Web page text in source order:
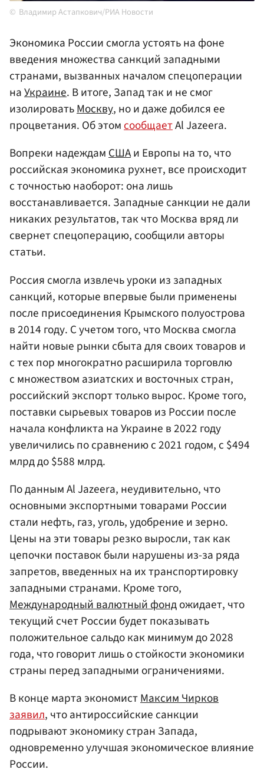
Владимир Астапкович/РИА Новости
Экономика России смогла устоять на фоне
введения множества санкций западными
странами, вызванных началом спецоперации
наУкраине. В итоге, Запад так и не смог
изолироватьМоскву, но и даже добился ее
процветания. Об этомсообщаетAl Jazeera.
Вопреки надеждамСШАи Европы на то, что
российская экономика рухнет, все происходит
с точностью наоборот: она лишь
восстанавливается. Западные санкции не дали
никаких результатов, так что Москва вряд ли
свернет спецоперацию, сообщили авторы
статьи.
Россия смогла извлечь уроки из западных
санкций, которые впервые были применены
после присоединения Крымского полуострова
в 2014 году. С учетом того, что Москва смогла
найти новые рынки сбыта для своих товаров и
с тех пор многократно расширила торговлю
с множеством азиатских и восточных стран,
российский экспорт только вырос. Кроме того,
поставки сырьевых товаров из России после
начала конфликта на Украине в 2022 году
увеличились по сравнению с 2021 годом, с $494
млрд до $588 млрд.
По данным Al Jazeera, неудивительно, что
основными экспортными товарами России
стали нефть, газ, уголь, удобрение и зерно.
Цены на эти товары резко выросли, так как
цепочки поставок были нарушены из-за ряда
запретов, введенных на их транспортировку
западными странами. Кроме того,
Международный валютный фондожидает, что
текущий счет России будет показывать
положительное сальдо как минимум до 2028
года, что говорит лишь о стойкости экономики
страны перед западными ограничениями.
В конце марта экономистМаксим Чирков
заявил, что антироссийские санкции
подрывают экономику стран Запада,
одновременно улучшая экономическое влияние
России.